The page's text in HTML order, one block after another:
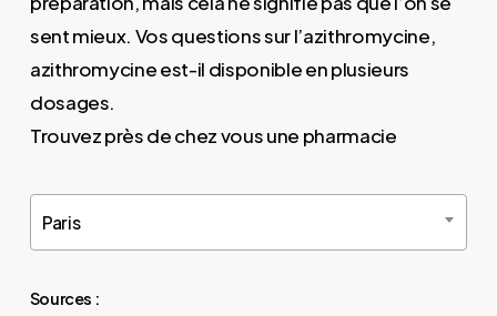
sent mieux. Vos questions sur l’azithromycine,
azithromycine est-il disponible en plusieurs
dosages.
Trouvez près de chez vous une pharmacie
Paris
Sources :